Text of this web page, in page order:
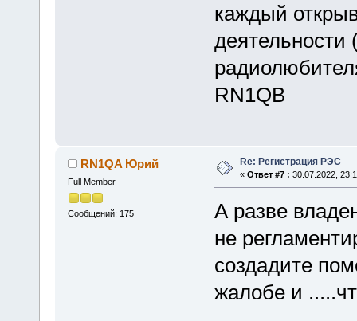
каждый
RN1QB
RN1QA Юрий
Full Member
Сообщений: 175
Re: Регистрация РЭС
« Ответ #7 : 30.07.2022,
А разве
не
создадите
жалобе и